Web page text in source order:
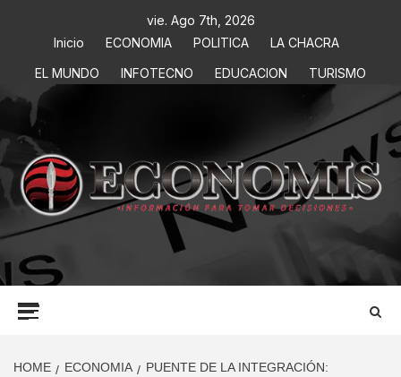
vie. Ago 7th, 2026
Inicio
ECONOMIA POLITICA
LA CHACRA
EL MUNDO
INFOTECNO EDUCACION TURISMO
ECONOMIS
INFORMACIÓN PARA TOMAR DECISIONES
HOME ECONOMIA
PUENTE DE LA INTEGRACIÓN: